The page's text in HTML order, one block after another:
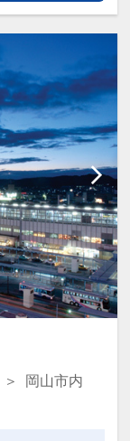
時間】
年6月
2-
岡山市内